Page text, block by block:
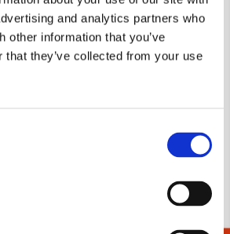
and analytics partners who
other information that you’ve
that they’ve collected from your use
Toevoegen
verlanglijst